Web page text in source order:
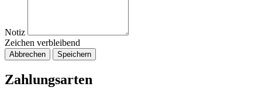
Notiz
Zeichen verbleibend
Abbrechen Speichern
Zahlungsarten